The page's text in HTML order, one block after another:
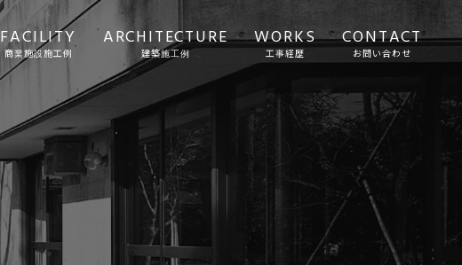
FACILITY
商業施設施工例
ARCHITECTURE
建築施工例
WORKS
工事経歴
CONTACT
お問い合わせ